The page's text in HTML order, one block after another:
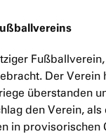
Der Verein
überstanden
den Verein,
in provisorischen